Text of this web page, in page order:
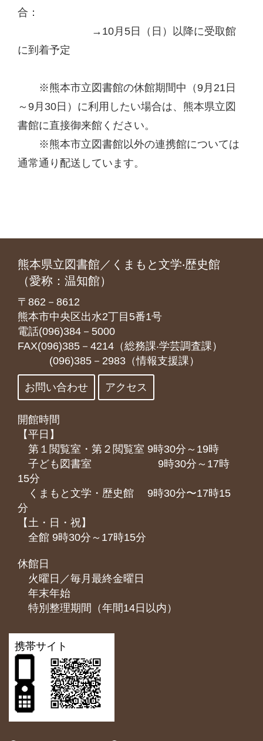
合：
→10月5日（日）以降に受取館
に到着予定
※熊本市立図書館の休館期間中（9月21日
～9月30日）に利用したい場合は、熊本県立図
書館に直接御来館ください。
※熊本市立図書館以外の連携館については
通常通り配送しています。
熊本県立図書館／くまもと文学‧歴史館
（愛称：温知館）
〒862－8612
熊本市中央区出水2丁目5番1号
電話(096)384－5000
FAX(096)385－4214（総務課‧学芸調査課）
(096)385－2983（情報支援課）
お問い合わせ アクセス
開館時間
【平日】
第１閲覧室・第２閲覧室 9時30分～19時
子ども図書室 9時30分～17時
15分
くまもと⽂学・歴史館 9時30分〜17時15
分
【土・日・祝】
全館 9時30分～17時15分
休館日
火曜日／毎月最終金曜日
年末年始
特別整理期間（年間14日以内）
携帯サイト